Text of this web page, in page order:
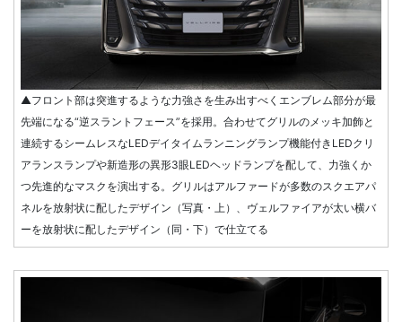
▲フロント部は突進するような力強さを生み出すべくエンブレム部分が最
先端になる“逆スラントフェース”を採用。合わせてグリルのメッキ加飾と
連続するシームレスなLEDデイタイムランニングランプ機能付きLEDクリ
アランスランプや新造形の異形3眼LEDヘッドランプを配して、力強くか
つ先進的なマスクを演出する。グリルはアルファードが多数のスクエアパ
ネルを放射状に配したデザイン（写真・上）、ヴェルファイアが太い横バ
ーを放射状に配したデザイン（同・下）で仕立てる